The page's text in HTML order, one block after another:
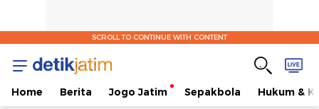
SCROLL TO CONTINUE WITH CONTENT
Home Berita Jogo Jatim Sepakbola Hukum &